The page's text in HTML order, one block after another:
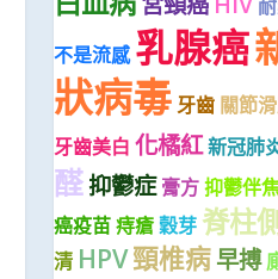
不是流感 乳腺癌
狀病毒牙齒 關節
牙齒美白 化橘紅新冠肺
醛抑鬱症 膏方抑鬱伴
癌疫苗痔瘡穀芽脊柱
清 HPV頸椎病早搏